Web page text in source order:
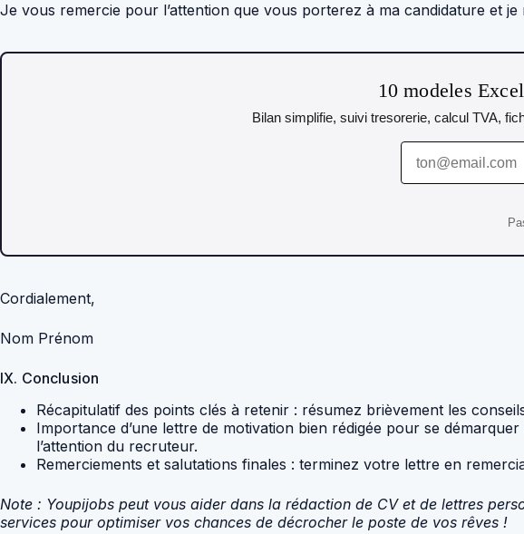
Je vous remercie pour l’attention que vous porterez à ma candidature et
10 modeles
Bilan simplifie, suivi tresorerie, calcul TVA,
Cordialement,
Nom Prénom
IX. Conclusion
Récapitulatif des points clés à retenir : résumez brièvement les
Importance d’une lettre de motivation bien rédigée pour se
l’attention du recruteur.
Remerciements et salutations finales : terminez votre lettre en
Note : Youpijobs peut vous aider dans la rédaction de CV et de lettres
services pour optimiser vos chances de décrocher le poste de vos rêves !